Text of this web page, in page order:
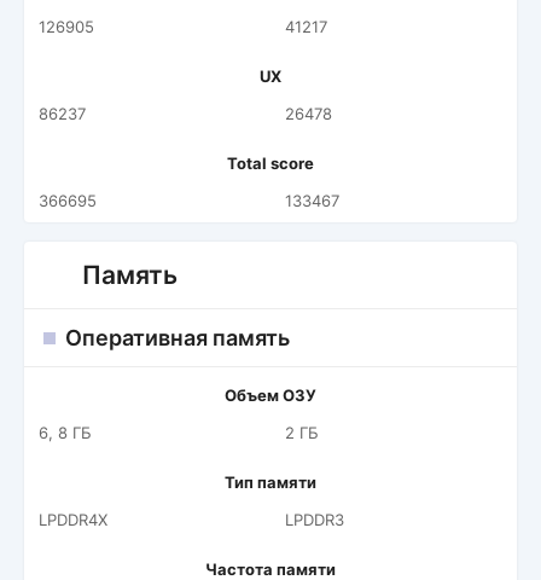
126905
41217
UX
86237
26478
Total score
366695
133467
Память
Оперативная память
Объем ОЗУ
6, 8 ГБ
2 ГБ
Тип памяти
LPDDR4X
LPDDR3
Частота памяти